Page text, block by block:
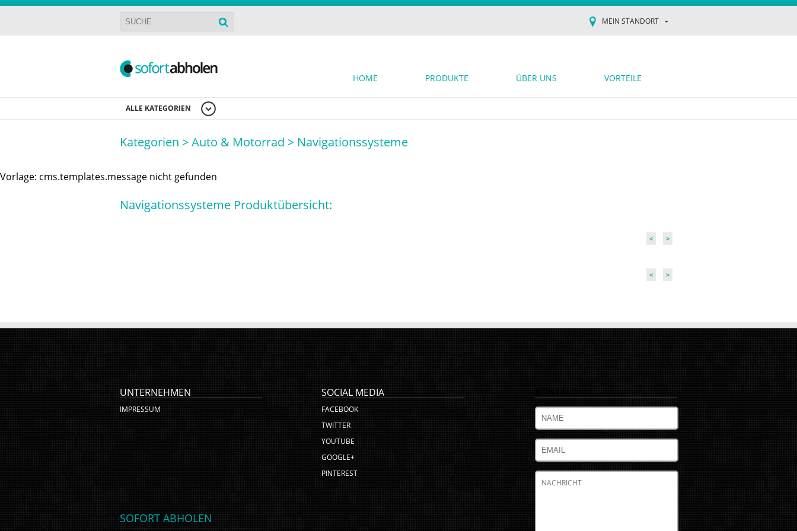
MEIN STANDORT
HOME PRODUKTE ÜBER UNS VORTEILE
ALLE KATEGORIEN
Kategorien >Auto & Motorrad > Navigationssysteme
Vorlage: cms.templates.message nicht gefunden
Navigationssysteme Produktübersicht:
< >
< >
UNTERNEHMEN
IMPRESSUM
SOCIAL MEDIA
FACEBOOK
TWITTER
YOUTUBE
GOOGLE+
PINTEREST
KONTAKT
SOFORT ABHOLEN